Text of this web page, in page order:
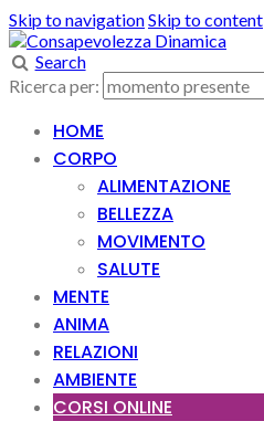
Skip to navigationSkip to content
Search
Ricerca per:
HOME
CORPO
ALIMENTAZIONE
BELLEZZA
MOVIMENTO
SALUTE
MENTE
ANIMA
RELAZIONI
AMBIENTE
CORSI ONLINE